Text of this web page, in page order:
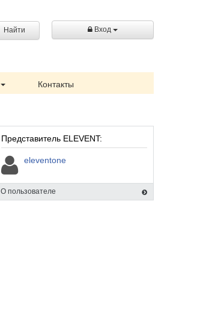
Найти Вход
Контакты
Представитель ELEVENT:
eleventone
О пользователе